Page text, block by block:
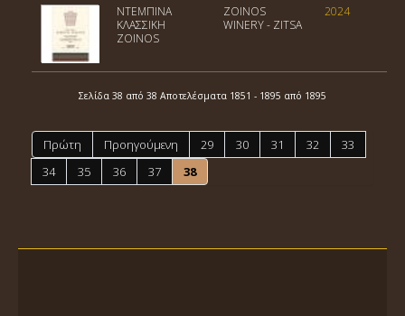
ΝΤΕΜΠΙΝΑ
ΚΛΑΣΣΙΚΗ
ZOINOS
ZOINOS
WINERY - ZITSA
2024
Σελίδα 38 από 38 Αποτελέσματα 1851 - 1895 από 1895
Πρώτη Προηγούμενη 29 30 31 32
33
34
35 36 37 38